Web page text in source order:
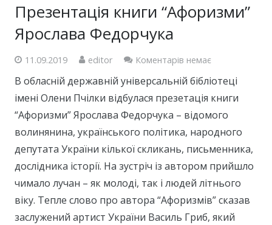
Презентація книги “Афоризми”
Ярослава Федорчука
11.09.2019 editor Коментарів немає
В обласній державній універсальній бібліотеці
імені Олени Пчілки відбулася презетація книги
“Афоризми” Ярослава Федорчука – відомого
волинянина, українського політика, народного
депутата України кілької скликань, письменника,
дослідника історії. На зустріч із автором прийшло
чимало лучан – як молоді, так і людей літнього
віку. Тепле слово про автора “Афоризмів” сказав
заслужений артист України Василь Гриб, який